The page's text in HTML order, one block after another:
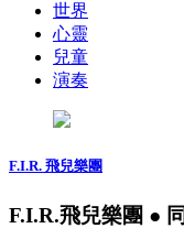
世界
心靈
兒童
演奏
F.I.R. 飛兒樂團
F.I.R.飛兒樂團 ●